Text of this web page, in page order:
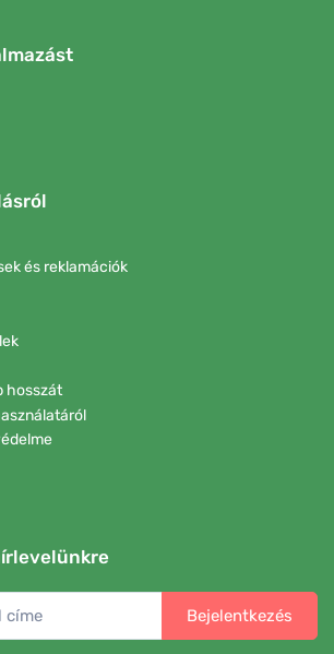
és reklamációk
hosszát
Bejelentkezés